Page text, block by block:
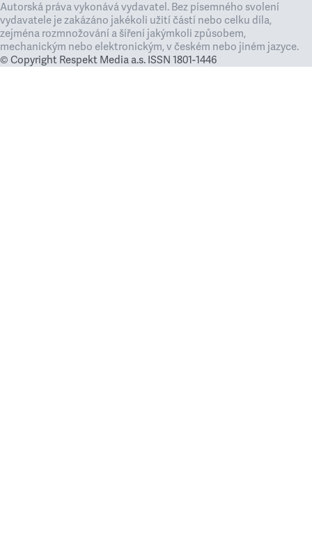
Autorská práva vykonává vydavatel. Bez písemného svolení
vydavatele je zakázáno jakékoli užití částí nebo celku díla,
zejména rozmnožování a šíření jakýmkoli způsobem,
mechanickým nebo elektronickým, v českém nebo jiném jazyce.
© Copyright Respekt Media a.s. ISSN 1801-1446